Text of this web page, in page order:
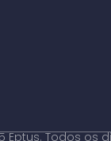
Eptus. Todos os